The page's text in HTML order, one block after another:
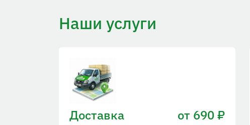
Наши услуги
Доставка от 690 ₽